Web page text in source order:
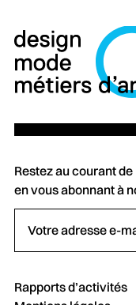
Restez au courant
en vous abonnant à
Rapports d’activités